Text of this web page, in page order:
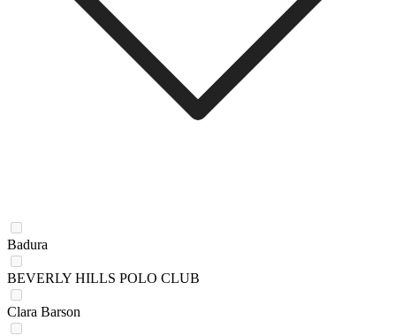
Badura
BEVERLY HILLS POLO CLUB
Clara Barson